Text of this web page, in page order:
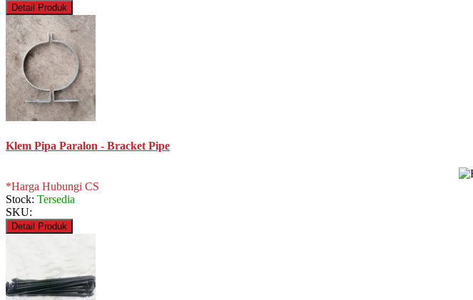
Detail Produk
Klem Pipa Paralon - Bracket Pipe
*Harga Hubungi CS
Stock: Tersedia
SKU:
Detail Produk